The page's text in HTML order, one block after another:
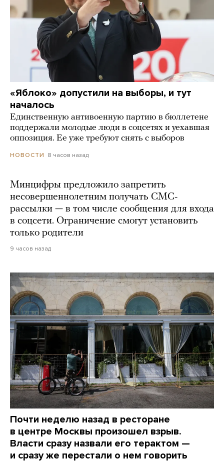
«Яблоко» допустили на выборы, и тут
началось
Единственную антивоенную партию в бюллетене
поддержали молодые люди в соцсетях и уехавшая
оппозиция. Ее уже требуют снять с выборов
НОВОСТИ 8 часов назад
Минцифры предложило запретить
несовершеннолетним получать СМС-
рассылки — в том числе сообщения для входа
в соцсети. Ограничение смогут установить
только родители
9 часов назад
Почти неделю назад в ресторане
в центре Москвы произошел взрыв.
Власти сразу назвали его терактом —
и сразу же перестали о нем говорить